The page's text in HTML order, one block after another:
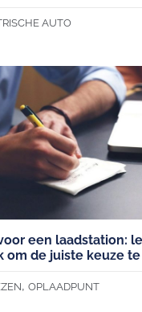
AUTO
een laadstation:
om de juiste keuze
, OPLAADPUNT